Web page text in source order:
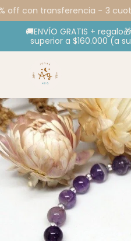
off con transferencia - 3
🚚ENVÍO GRATIS +
superior a $160.000 (a